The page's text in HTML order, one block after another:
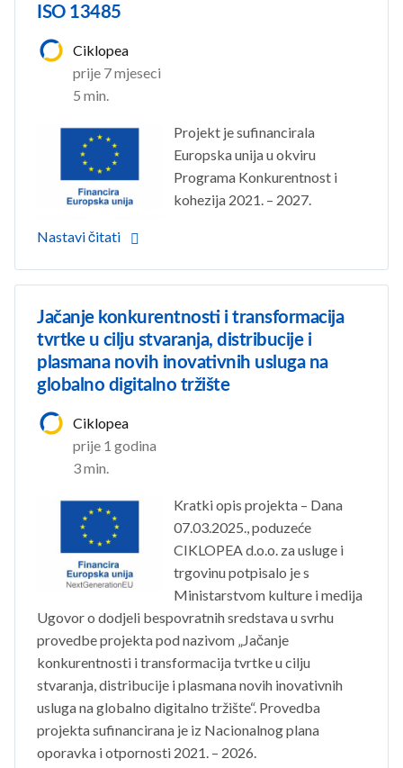
ISO 13485
Ciklopea
prije 7 mjeseci
5 min.
Projekt je sufinancirala
Europska unija u okviru
Programa Konkurentnost i
kohezija 2021. – 2027.
Nastavi čitati
Jačanje konkurentnosti i transformacija
tvrtke u cilju stvaranja, distribucije i
plasmana novih inovativnih usluga na
globalno digitalno tržište
Ciklopea
prije 1 godina
3 min.
Kratki opis projekta – Dana
07.03.2025., poduzeće
CIKLOPEA d.o.o. za usluge i
trgovinu potpisalo je s
Ministarstvom kulture i medija
Ugovor o dodjeli bespovratnih sredstava u svrhu
provedbe projekta pod nazivom „Jačanje
konkurentnosti i transformacija tvrtke u cilju
stvaranja, distribucije i plasmana novih inovativnih
usluga na globalno digitalno tržište“. Provedba
projekta sufinancirana je iz Nacionalnog plana
oporavka i otpornosti 2021. – 2026.